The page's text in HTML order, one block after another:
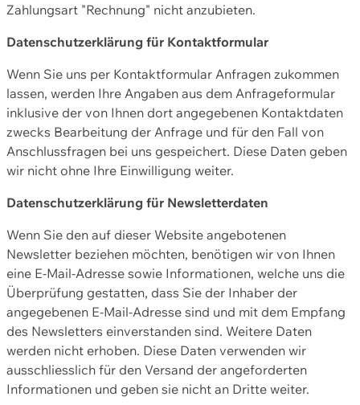
Zahlungsart "Rechnung" nicht anzubieten.
Datenschutzerklärung für Kontaktformular
Wenn Sie uns per Kontaktformular Anfragen zukommen
lassen, werden Ihre Angaben aus dem Anfrageformular
inklusive der von Ihnen dort angegebenen Kontaktdaten
zwecks Bearbeitung der Anfrage und für den Fall von
Anschlussfragen bei uns gespeichert. Diese Daten geben
wir nicht ohne Ihre Einwilligung weiter.
Datenschutzerklärung für Newsletterdaten
Wenn Sie den auf dieser Website angebotenen
Newsletter beziehen möchten, benötigen wir von Ihnen
eine E-Mail-Adresse sowie Informationen, welche uns die
Überprüfung gestatten, dass Sie der Inhaber der
angegebenen E-Mail-Adresse sind und mit dem Empfang
des Newsletters einverstanden sind. Weitere Daten
werden nicht erhoben. Diese Daten verwenden wir
ausschliesslich für den Versand der angeforderten
Informationen und geben sie nicht an Dritte weiter.